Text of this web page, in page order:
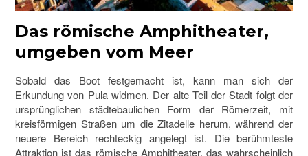
Das römische Amphitheater,
umgeben vom Meer
Sobald das Boot festgemacht ist, kann man sich der
Erkundung von Pula widmen. Der alte Teil der Stadt folgt der
ursprünglichen städtebaulichen Form der Römerzeit, mit
kreisförmigen Straßen um die Zitadelle herum, während der
neuere Bereich rechteckig angelegt ist. Die berühmteste
Attraktion ist das römische Amphitheater, das wahrscheinlich